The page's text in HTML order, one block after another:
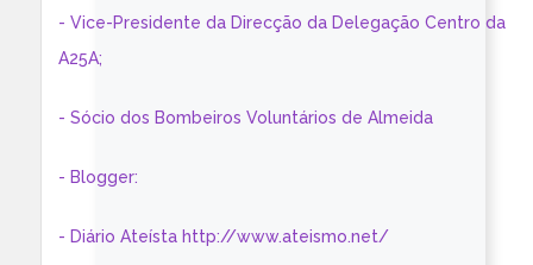
- Vice-Presidente da Direcção da Delegação Centro da
A25A;
- Sócio dos Bombeiros Voluntários de Almeida
- Blogger:
- Diário Ateísta http://www.ateismo.net/